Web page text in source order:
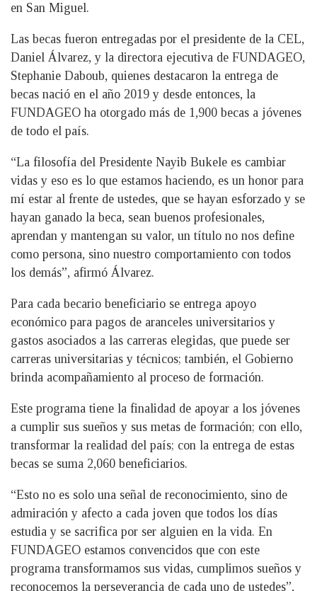
en San Miguel.
Las becas fueron entregadas por el presidente de la CEL,
Daniel Álvarez, y la directora ejecutiva de FUNDAGEO,
Stephanie Daboub, quienes destacaron la entrega de
becas nació en el año 2019 y desde entonces, la
FUNDAGEO ha otorgado más de 1,900 becas a jóvenes
de todo el país.
“La filosofía del Presidente Nayib Bukele es cambiar
vidas y eso es lo que estamos haciendo, es un honor para
mí estar al frente de ustedes, que se hayan esforzado y se
hayan ganado la beca, sean buenos profesionales,
aprendan y mantengan su valor, un título no nos define
como persona, sino nuestro comportamiento con todos
los demás”, afirmó Álvarez.
Para cada becario beneficiario se entrega apoyo
económico para pagos de aranceles universitarios y
gastos asociados a las carreras elegidas, que puede ser
carreras universitarias y técnicos; también, el Gobierno
brinda acompañamiento al proceso de formación.
Este programa tiene la finalidad de apoyar a los jóvenes
a cumplir sus sueños y sus metas de formación; con ello,
transformar la realidad del país; con la entrega de estas
becas se suma 2,060 beneficiarios.
“Esto no es solo una señal de reconocimiento, sino de
admiración y afecto a cada joven que todos los días
estudia y se sacrifica por ser alguien en la vida. En
FUNDAGEO estamos convencidos que con este
programa transformamos sus vidas, cumplimos sueños y
reconocemos la perseverancia de cada uno de ustedes”,